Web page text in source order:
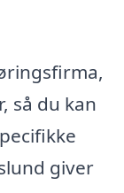
så du kan
giver